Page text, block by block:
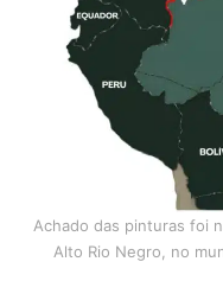
Achado das pinturas foi
Alto Rio Negro, no